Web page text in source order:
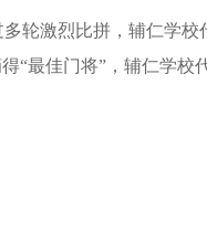
轮激烈比拼，辅仁学
最佳门将”，辅仁学校